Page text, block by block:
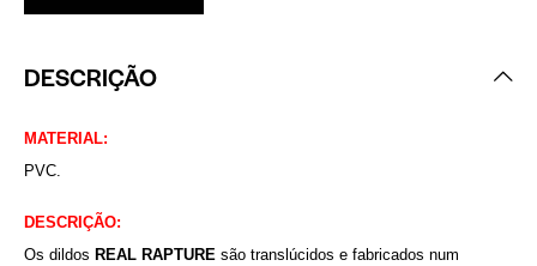
DESCRIÇÃO
MATERIAL:
PVC.
DESCRIÇÃO:
Os dildos REAL RAPTURE são translúcidos e fabricados num